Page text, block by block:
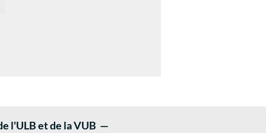
l'ULB et de la VUB —